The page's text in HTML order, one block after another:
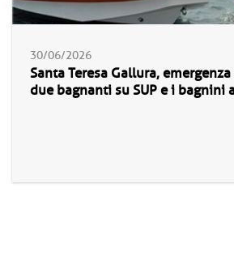
30/06/2026
Santa Teresa Gallura,
due bagnanti su SUP e i bagnini